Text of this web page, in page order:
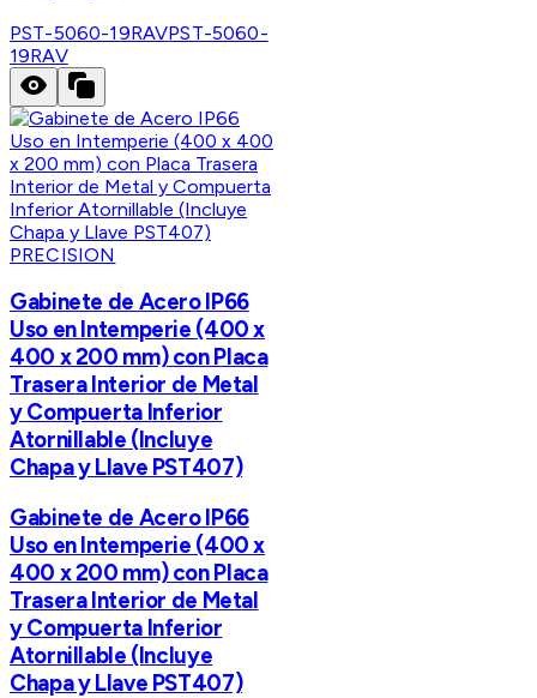
PST-5060-19RAVPST-5060-
19RAV
PRECISION
Gabinete de Acero IP66
Uso en Intemperie (400 x
400 x 200 mm) con Placa
Trasera Interior de Metal
y Compuerta Inferior
Atornillable (Incluye
Chapa y Llave PST407)
Gabinete de Acero IP66
Uso en Intemperie (400 x
400 x 200 mm) con Placa
Trasera Interior de Metal
y Compuerta Inferior
Atornillable (Incluye
Chapa y Llave PST407)